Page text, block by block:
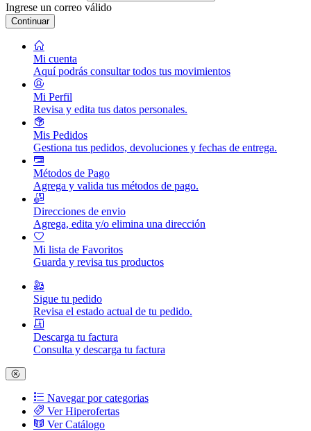
Ingrese un correo válido
Continuar
Mi cuenta
Aquí podrás consultar todos tus movimientos
Mi Perfil
Revisa y edita tus datos personales.
Mis Pedidos
Gestiona tus pedidos, devoluciones y fechas de entrega.
Métodos de Pago
Agrega y valida tus métodos de pago.
Direcciones de envio
Agrega, edita y/o elimina una dirección
Mi lista de Favoritos
Guarda y revisa tus productos
Sigue tu pedido
Revisa el estado actual de tu pedido.
Descarga tu factura
Consulta y descarga tu factura
Navegar por categorias
Ver Hiperofertas
Ver Catálogo